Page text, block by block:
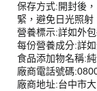
保存方式:開封後
緊，避免日光照射
營養標示:詳如外
每份營養成分:詳
食品添加物名稱:
廠商電話號碼
廠商地址:台中市